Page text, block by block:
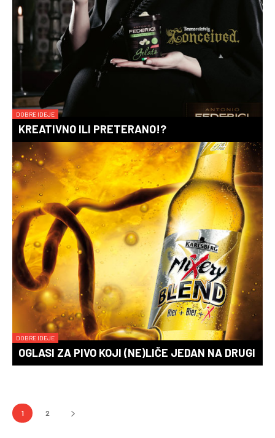
DOBRE IDEJE
KREATIVNO ILI PRETERANO!?
DOBRE IDEJE
OGLASI ZA PIVO KOJI (NE)LIČE JEDAN NA DRUGI
1 2